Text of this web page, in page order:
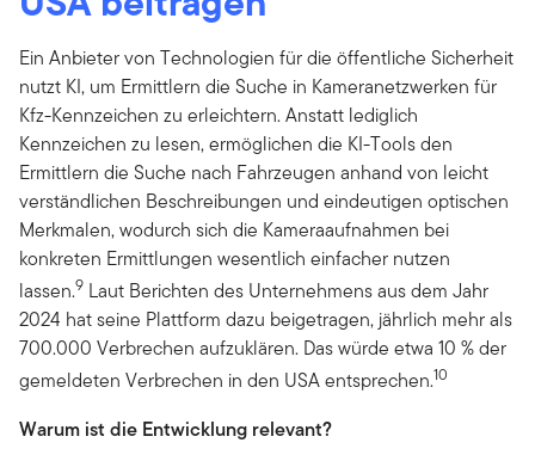
Ein Anbieter von Technologien für die öffentliche Sicherheit
nutzt KI, um Ermittlern die Suche in Kameranetzwerken für
Kfz-Kennzeichen zu erleichtern. Anstatt lediglich
Kennzeichen zu lesen, ermöglichen die KI-Tools den
Ermittlern die Suche nach Fahrzeugen anhand von leicht
verständlichen Beschreibungen und eindeutigen optischen
Merkmalen, wodurch sich die Kameraaufnahmen bei
konkreten Ermittlungen wesentlich einfacher nutzen
lassen.9 Laut Berichten des Unternehmens aus dem Jahr
2024 hat seine Plattform dazu beigetragen, jährlich mehr als
700.000 Verbrechen aufzuklären. Das würde etwa 10 % der
gemeldeten Verbrechen in den USA entsprechen.10
Warum ist die Entwicklung relevant?